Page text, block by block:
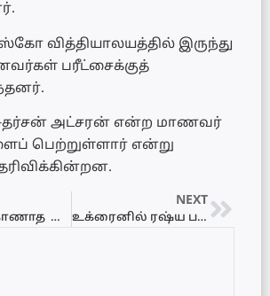
வித்தியாலயத்தில் இருந்து
பரீட்சைக்குத்
அட்சரன் என்ற மாணவர்
பெற்றுள்ளார் என்று
வரலாறு காணாத விலை ஏற்றத்தில் கச்சா எண்ணெய்
NEXT
உக்ரைனில் ரஷ்ய படைகளின் தாக்குதலில் 44 பேர் உயிரிழப்பு